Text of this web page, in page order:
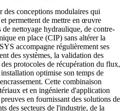
des conceptions modulaires qui
permettent de mettre en œuvre
de nettoyage hydraulique, de contre-
en place (CIP) sans altérer la
accompagne régulièrement ses
des systèmes, la validation des
protocoles de récupération du flux,
optimise son temps de
Cette combinaison
et en ingénierie d'application
en fournissant des solutions de
des secteurs de l'industrie, de la